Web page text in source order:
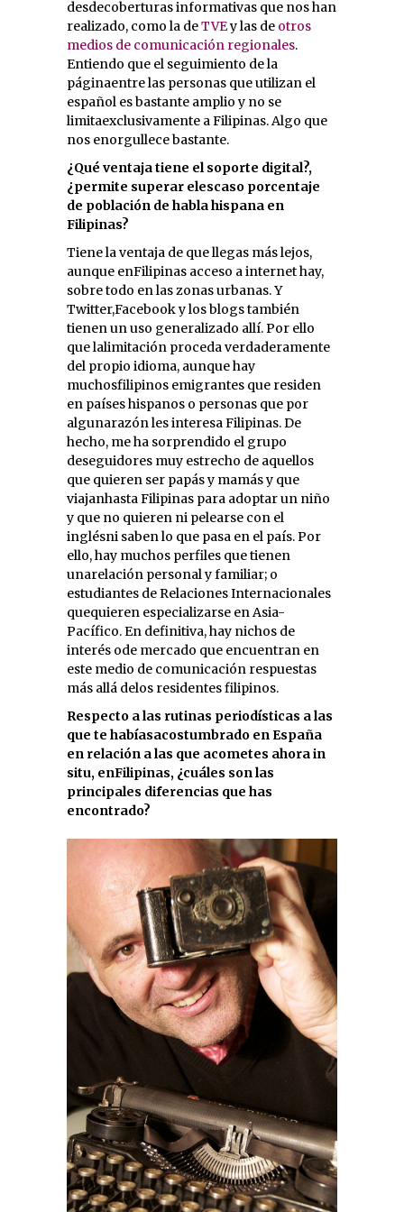
desdecoberturas informativas que nos han
realizado, como la deTVEy las de otros
medios de comunicación regionales.
Entiendo que el seguimiento de la
páginaentre las personas que utilizan el
español es bastante amplio y no se
limitaexclusivamente a Filipinas. Algo que
nos enorgullece bastante.
¿Qué ventaja tiene el soporte digital?,
¿permite superar elescaso porcentaje
de población de habla hispana en
Filipinas?
Tiene la ventaja de que llegas más lejos,
aunque enFilipinas acceso a internet hay,
sobre todo en las zonas urbanas. Y
Twitter,Facebook y los blogs también
tienen un uso generalizado allí. Por ello
que lalimitación proceda verdaderamente
del propio idioma, aunque hay
muchosfilipinos emigrantes que residen
en países hispanos o personas que por
algunarazón les interesa Filipinas. De
hecho, me ha sorprendido el grupo
deseguidores muy estrecho de aquellos
que quieren ser papás y mamás y que
viajanhasta Filipinas para adoptar un niño
y que no quieren ni pelearse con el
inglésni saben lo que pasa en el país. Por
ello, hay muchos perfiles que tienen
unarelación personal y familiar; o
estudiantes de Relaciones Internacionales
quequieren especializarse en Asia-
Pacífico. En definitiva, hay nichos de
interés ode mercado que encuentran en
este medio de comunicación respuestas
más allá delos residentes filipinos.
Respecto a las rutinas periodísticas a las
que te habíasacostumbrado en España
en relación a las que acometes ahora in
situ, enFilipinas, ¿cuáles son las
principales diferencias que has
encontrado?